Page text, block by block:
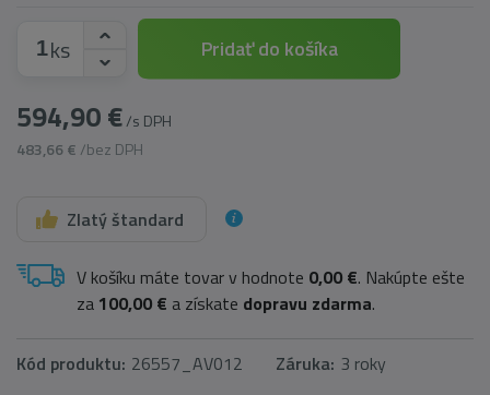
ks
594,90 €/s DPH
483,66 € /bez DPH
Pridať do košíka
Zlatý štandard
V košíku máte tovar v hodnote 0,00 €. Nakúpte ešte
za 100,00 € a získate dopravu zdarma.
Kód produktu: 26557_AV012 Záruka: 3 roky